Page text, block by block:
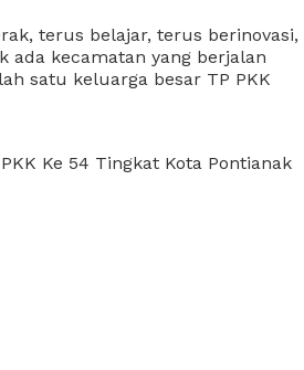
terus belajar, terus berinovasi,
ada kecamatan yang berjalan
satu keluarga besar TP PKK
Ke 54 Tingkat Kota Pontianak